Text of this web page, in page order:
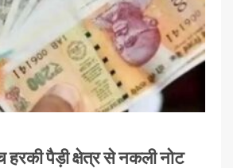
पैड़ी क्षेत्र से नकली नोट